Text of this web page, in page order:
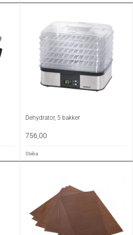
Dehydrator, 5 bakker
756,00
Steba